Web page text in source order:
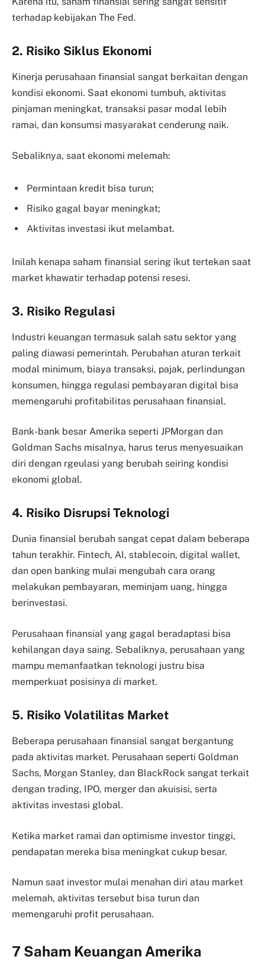
terhadap kebijakan The Fed.
2. Risiko Siklus Ekonomi
Kinerja perusahaan finansial sangat berkaitan dengan
kondisi ekonomi. Saat ekonomi tumbuh, aktivitas
pinjaman meningkat, transaksi pasar modal lebih
ramai, dan konsumsi masyarakat cenderung naik.
Sebaliknya, saat ekonomi melemah:
Permintaan kredit bisa turun;
Risiko gagal bayar meningkat;
Aktivitas investasi ikut melambat.
Inilah kenapa saham finansial sering ikut tertekan saat
market khawatir terhadap potensi resesi.
3. Risiko Regulasi
Industri keuangan termasuk salah satu sektor yang
paling diawasi pemerintah. Perubahan aturan terkait
modal minimum, biaya transaksi, pajak, perlindungan
konsumen, hingga regulasi pembayaran digital bisa
memengaruhi profitabilitas perusahaan finansial.
Bank-bank besar Amerika seperti JPMorgan dan
Goldman Sachs misalnya, harus terus menyesuaikan
diri dengan rgeulasi yang berubah seiring kondisi
ekonomi global.
4. Risiko Disrupsi Teknologi
Dunia finansial berubah sangat cepat dalam beberapa
tahun terakhir. Fintech, AI, stablecoin, digital wallet,
dan open banking mulai mengubah cara orang
melakukan pembayaran, meminjam uang, hingga
berinvestasi.
Perusahaan finansial yang gagal beradaptasi bisa
kehilangan daya saing. Sebaliknya, perusahaan yang
mampu memanfaatkan teknologi justru bisa
memperkuat posisinya di market.
5. Risiko Volatilitas Market
Beberapa perusahaan finansial sangat bergantung
pada aktivitas market. Perusahaan seperti Goldman
Sachs, Morgan Stanley, dan BlackRock sangat terkait
dengan trading, IPO, merger dan akuisisi, serta
aktivitas investasi global.
Ketika market ramai dan optimisme investor tinggi,
pendapatan mereka bisa meningkat cukup besar.
Namun saat investor mulai menahan diri atau market
melemah, aktivitas tersebut bisa turun dan
memengaruhi profit perusahaan.
7 Saham Keuangan Amerika